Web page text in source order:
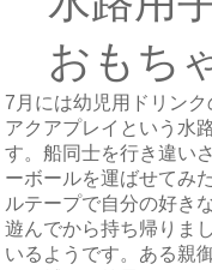
おもち
7月には幼児用ドリンク
アクアプレイという水
す。船同士を行き違い
ーボールを運ばせてみ
ルテープで自分の好き
遊んでから持ち帰りま
いるようです。ある親